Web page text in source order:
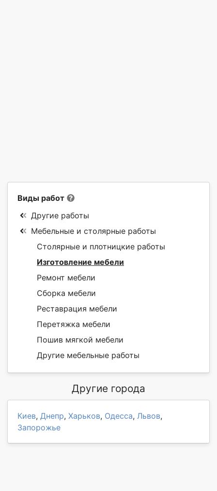
Виды работ
Другие работы
Мебельные и столярные работы
Столярные и плотницкие работы
Изготовление мебели
Ремонт мебели
Сборка мебели
Реставрация мебели
Перетяжка мебели
Пошив мягкой мебели
Другие мебельные работы
Другие города
Киев, Днепр, Харьков, Одесса, Львов,
Запорожье